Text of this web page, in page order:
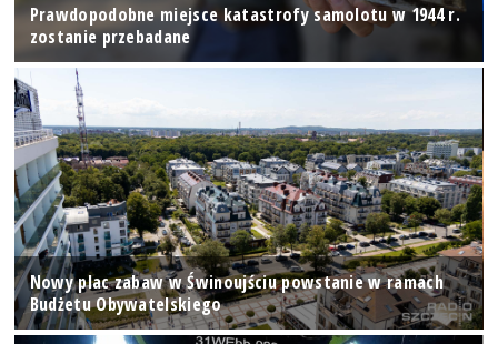
Prawdopodobne miejsce katastrofy samolotu w 1944 r.
zostanie przebadane
Nowy plac zabaw w Świnoujściu powstanie w ramach
Budżetu Obywatelskiego